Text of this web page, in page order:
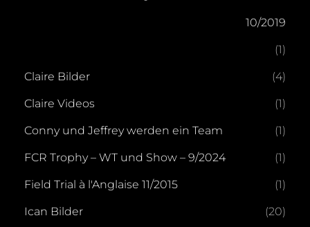
10/2019
(1)
Claire Bilder (4)
Claire Videos (1)
Conny und Jeffrey werden ein Team (1)
FCR Trophy – WT und Show – 9/2024 (1)
Field Trial à l'Anglaise 11/2015 (1)
Ican Bilder (20)